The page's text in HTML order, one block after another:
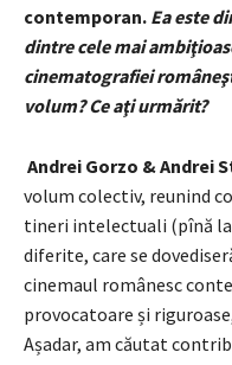
contemporan. Ea este
dintre cele mai
cinematografiei
volum? Ce aţi urmărit?
Andrei Gorzo & Andrei
volum colectiv, reunind
tineri intelectuali (pînă la
diferite, care se
cinemaul românesc
provocatoare și
Așadar, am căutat